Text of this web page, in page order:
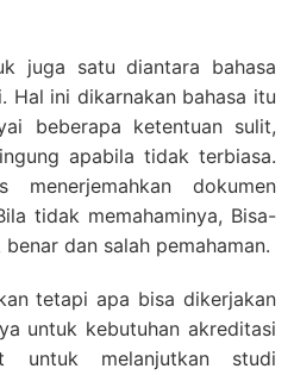
juga satu diantara bahasa
Hal ini dikarnakan bahasa itu
beberapa ketentuan sulit,
apabila tidak terbiasa.
menerjemahkan dokumen
tidak memahaminya, Bisa-
dan salah pemahaman.
tetapi apa bisa dikerjakan
untuk kebutuhan akreditasi
untuk melanjutkan studi